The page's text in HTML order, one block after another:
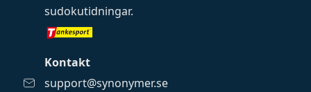
sudokutidningar.
Kontakt
support@synonymer.se